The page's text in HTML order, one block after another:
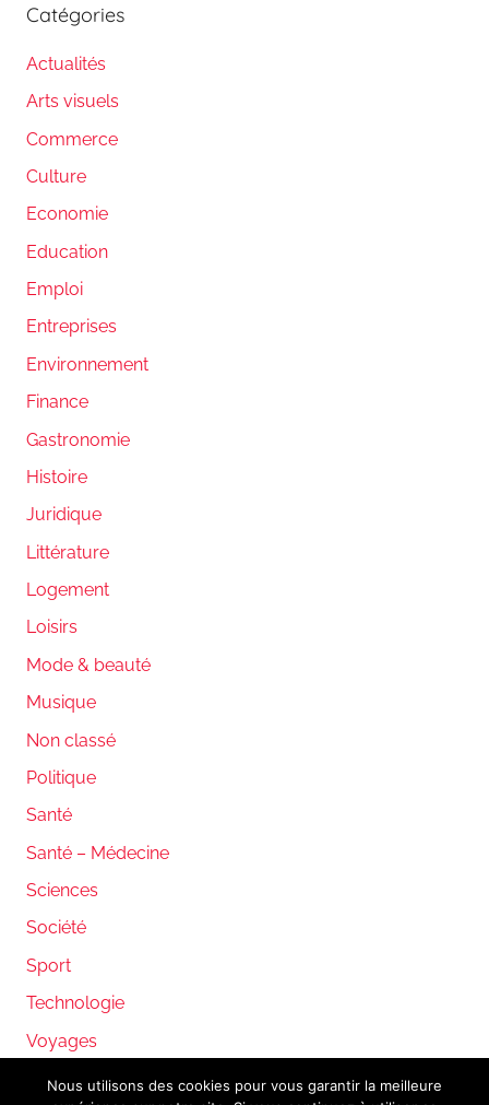
Catégories
Actualités
Arts visuels
Commerce
Culture
Economie
Education
Emploi
Entreprises
Environnement
Finance
Gastronomie
Histoire
Juridique
Littérature
Logement
Loisirs
Mode & beauté
Musique
Non classé
Politique
Santé
Santé – Médecine
Sciences
Société
Sport
Technologie
Voyages
Nous utilisons des cookies pour vous garantir la meilleure